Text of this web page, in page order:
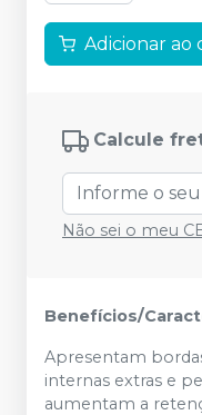
Adicionar ao
Calcule
Não sei o meu
Benefícios/
Apresentam
internas extras e
aumentam a